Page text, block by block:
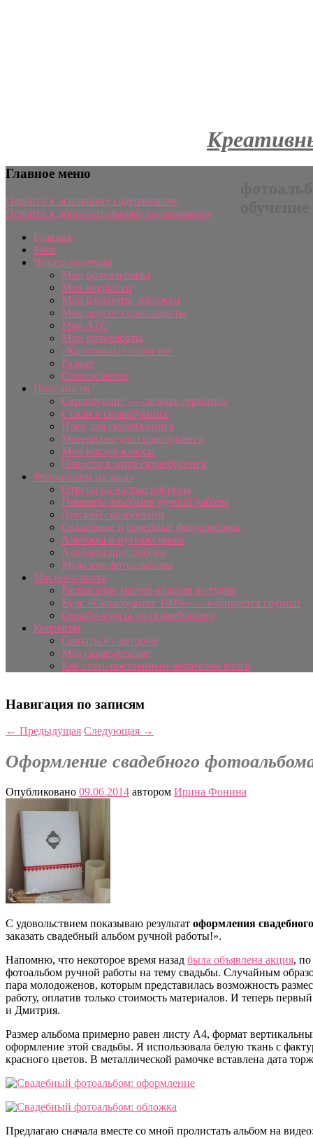
Главное меню
Перейти к основному содержимому
Перейти к дополнительному содержимому
Главная
Блог
Читать по темам
Мои фотоальбомы
Мои открытки
Мои блокноты, обложки
Мои другие скрап-работы
Мои АТС
Мои фотоработы
«Креативные новости»
Разное
Список меток
Полезности
Скрапбукинг — словарь терминов
Стили в скрапбукинге
Идеи для скрапбукинга
Материалы для скрапбукинга
Мои мастер-классы
Новости в мире скрапбукинга
Фотоальбом на заказ
Ответы на частые вопросы
Примеры альбомов ручной работы
Детский скрапбукинг
Свадебные и семейные фотоальбомы
Альбомы о путешествиях
Альбомы про любовь
Мужские фотоальбомы
Мастер-классы
Расписание мастер-классов в студии
Курс «Скрапбукинг 100%» — набирается группа!
Онлайн-курсы по скрапбукингу
Контакты
Связаться с автором
Мое скрап-резюме
Как стать постоянным читателем блога
Навигация по записям
← Предыдущая Следующая →
Оформление свадебного
Опубликовано 09.06.2014 автором Ирина Фонина
С удовольствием показываю результат оформления
заказать свадебный альбом ручной работы!».
Напомню, что некоторое время назад была объявлена акция, по
фотоальбом ручной работы на тему свадьбы. Случайным
пара молодоженов, которым представилась возможность
работу, оплатив только стоимость материалов. И теперь
и Дмитрия.
Размер альбома примерно равен листу А4, формат
оформление этой свадьбы. Я использовала белую ткань с
красного цветов. В металлической рамочке вставлена дата
Предлагаю сначала вместе со мной пролистать альбом на